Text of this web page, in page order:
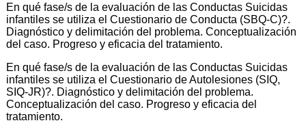
En qué fase/s de la evaluación de las Conductas Suicidas
infantiles se utiliza el Cuestionario de Conducta (SBQ-C)?.
Diagnóstico y delimitación del problema. Conceptualización
del caso. Progreso y eficacia del tratamiento.
En qué fase/s de la evaluación de las Conductas Suicidas
infantiles se utiliza el Cuestionario de Autolesiones (SIQ,
SIQ-JR)?. Diagnóstico y delimitación del problema.
Conceptualización del caso. Progreso y eficacia del
tratamiento.